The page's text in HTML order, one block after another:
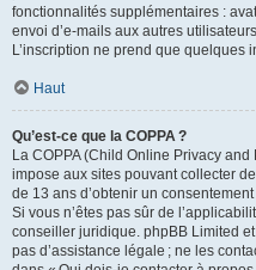
fonctionnalités supplémentaires :
envoi d’e-mails aux autres
L’inscription ne prend que quelques
Haut
Qu’est-ce que la COPPA ?
La COPPA (Child Online Privacy
impose aux sites pouvant collecter
de 13 ans d’obtenir un
Si vous n’êtes pas sûr de
conseiller juridique. phpBB Limited
pas d’assistance légale ; ne les